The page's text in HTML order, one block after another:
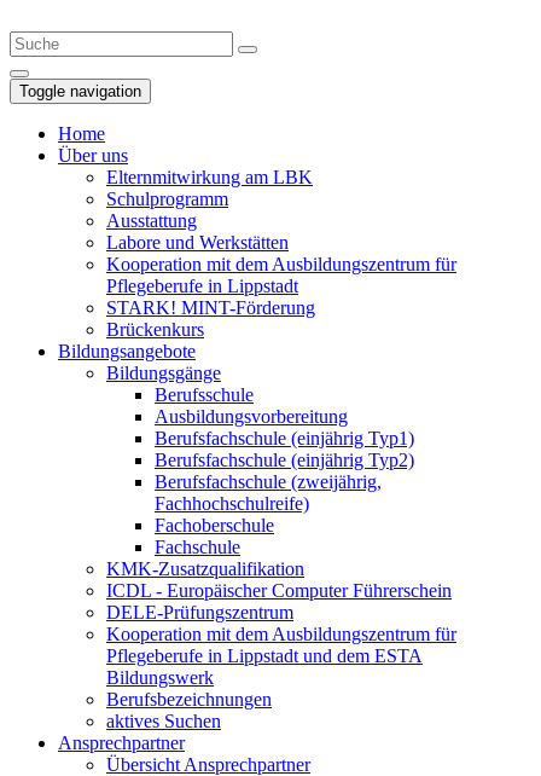
Toggle navigation
Home
Über uns
Elternmitwirkung am LBK
Schulprogramm
Ausstattung
Labore und Werkstätten
Kooperation mit dem Ausbildungszentrum für
Pflegeberufe in Lippstadt
STARK! MINT-Förderung
Brückenkurs
Bildungsangebote
Bildungsgänge
Berufsschule
Ausbildungs­vorbereitung
Berufsfachschule (einjährig Typ1)
Berufsfachschule (einjährig Typ2)
Berufsfachschule (zweijährig,
Fachhochschulreife)
Fachoberschule
Fachschule
KMK-Zusatzqualifikation
ICDL - Europäischer Computer Führerschein
DELE-Prüfungszentrum
Kooperation mit dem Ausbildungszentrum für
Pflegeberufe in Lippstadt und dem ESTA
Bildungswerk
Berufsbezeichnungen
aktives Suchen
Ansprechpartner
Übersicht Ansprechpartner